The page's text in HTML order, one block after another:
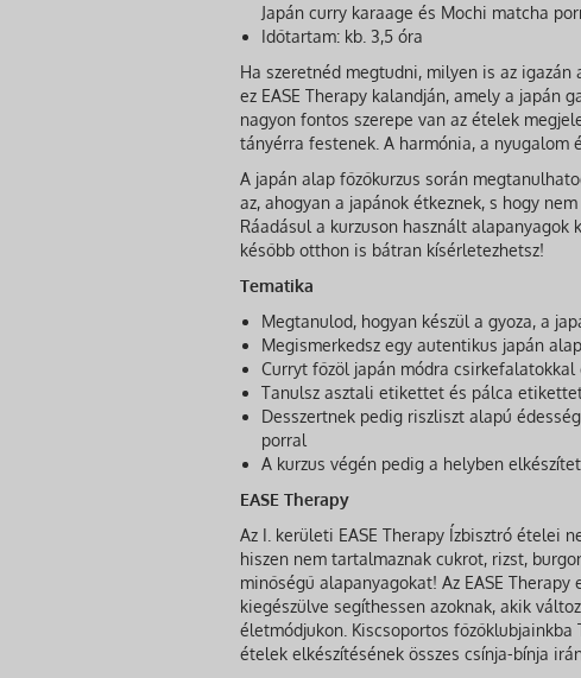
Japán curry karaage és Mochi matcha
Időtartam: kb. 3,5 óra
Ha szeretnéd megtudni, milyen is az
ez EASE Therapy kalandján, amely a japán
nagyon fontos szerepe van az ételek
tányérra festenek. A harmónia, a nyugalom
A japán alap főzőkurzus során
az, ahogyan a japánok étkeznek, s hogy
Ráadásul a kurzuson használt alapanyagok
később otthon is bátran kísérletezhetsz!
Tematika
Megtanulod, hogyan készül a gyoza, a
Megismerkedsz egy autentikus japán
Curryt főzöl japán módra
Tanulsz asztali etikettet és pálca
Desszertnek pedig riszliszt alapú
porral
A kurzus végén pedig a helyben
EASE Therapy
Az I. kerületi EASE Therapy Ízbisztró ételei
hiszen nem tartalmaznak cukrot, rizst,
minőségű alapanyagokat! Az EASE
kiegészülve segíthessen azoknak, akik
életmódjukon. Kiscsoportos
ételek elkészítésének összes csínja-bínja